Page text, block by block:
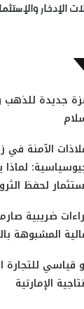
الإدخار
جديدة للذهب
الآمنة في
لحفظ
ضريبية
المشبوهة
قياسي للتجارة
الإمارتية